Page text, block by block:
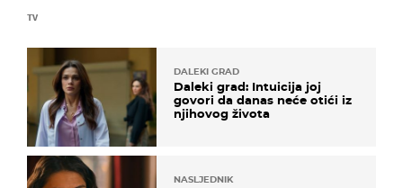
TV
DALEKI GRAD
Daleki grad: Intuicija joj
govori da danas neće otići iz
njihovog života
NASLJEDNIK